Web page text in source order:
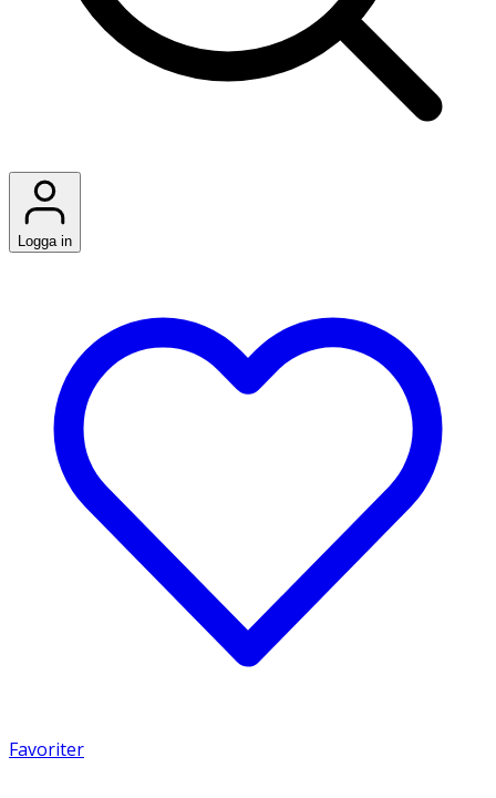
Logga in
Favoriter